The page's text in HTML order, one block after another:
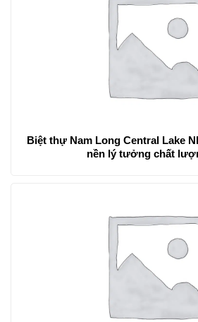
Biệt thự Nam Long Central Lake
nền lý tưởng chất